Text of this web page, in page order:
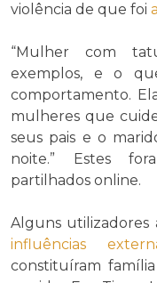
violência de que foi
“Mulher com
exemplos, e o
comportamento.
mulheres que
seus pais e o
noite.” Estes
partilhados online.
Alguns utilizadores
influências
constituíram